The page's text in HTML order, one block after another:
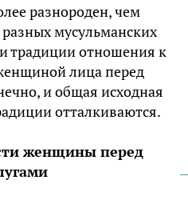
разнороден, чем
мусульманских
традиции отношения к
лица перед
и общая исходная
отталкиваются.
женщины перед